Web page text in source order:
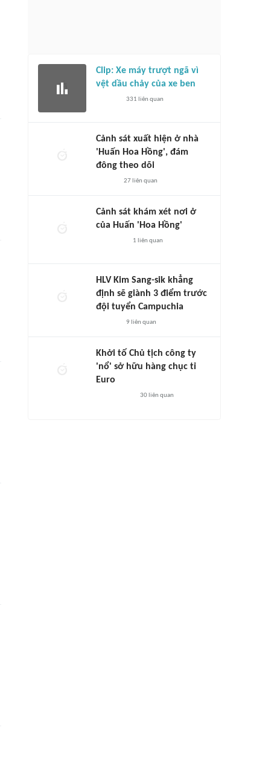
Clip: Xe máy trượt ngã vì
vệt dầu chảy của xe ben
331 liên quan
Cảnh sát xuất hiện ở nhà
'Huấn Hoa Hồng', đám
đông theo dõi
27liên quan
Cảnh sát khám xét nơi ở
của Huấn 'Hoa Hồng'
1 liên quan
HLV Kim Sang-sik khẳng
định sẽ giành 3 điểm trước
đội tuyển Campuchia
9 liên quan
Khởi tố Chủ tịch công ty
'nổ' sở hữu hàng chục tỉ
Euro
30liên quan